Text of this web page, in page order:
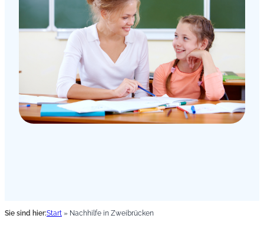
Sie sind hier:Start » Nachhilfe in Zweibrücken